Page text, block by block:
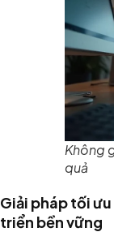
Không
quả
Giải pháp tối
triển bền vững